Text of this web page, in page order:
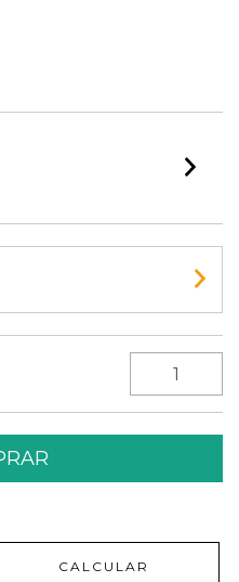
CALCULAR